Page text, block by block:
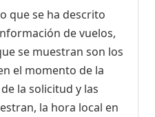
que se ha descrito
de vuelos,
se muestran son los
el momento de la
la solicitud y las
la hora local en